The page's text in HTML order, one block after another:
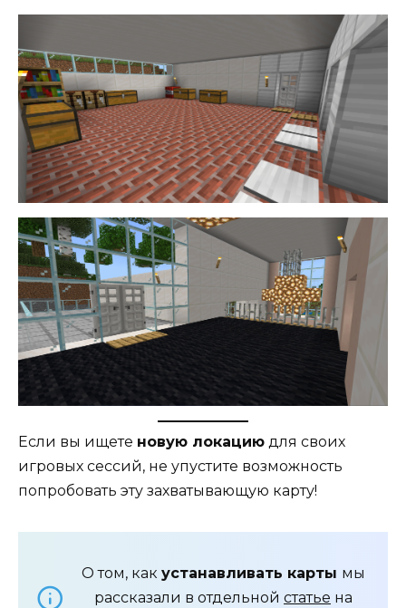
Если вы ищете новую локацию для своих
игровых сессий, не упустите возможность
попробовать эту захватывающую карту!
О том, как устанавливать карты мы
рассказали в отдельной статье на